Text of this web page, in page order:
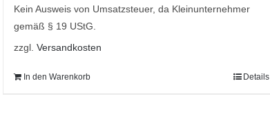
Kein Ausweis von Umsatzsteuer, da Kleinunternehmer
gemäß § 19 UStG.
zzgl.Versandkosten
In den Warenkorb Details